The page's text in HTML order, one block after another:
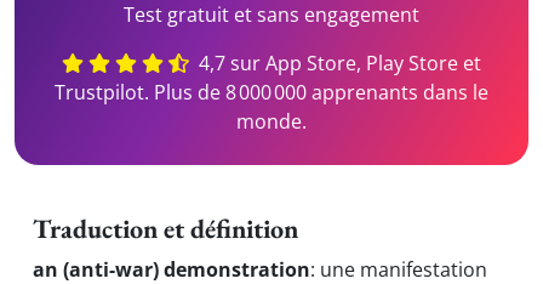
Test gratuit et sans engagement
4,7 sur App Store, Play Store et
Trustpilot. Plus de 8 000 000 apprenants dans le
monde.
Traduction et définition
an (anti-war) demonstration: une manifestation